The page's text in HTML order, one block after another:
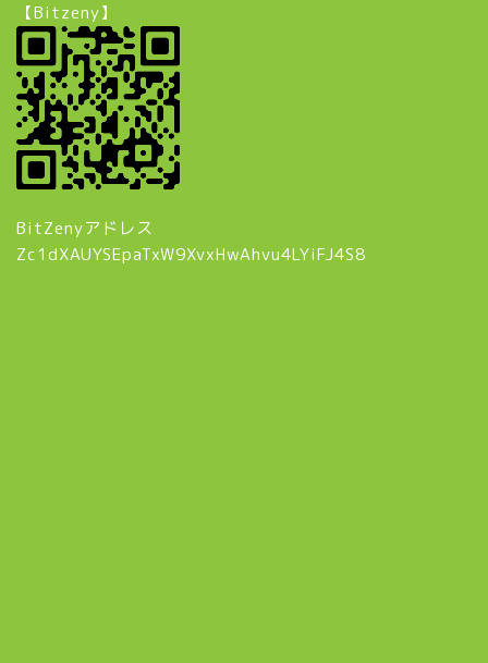
【Bitzeny】
BitZenyアドレス
Zc1dXAUYSEpaTxW9XvxHwAhvu4LYiFJ4S8